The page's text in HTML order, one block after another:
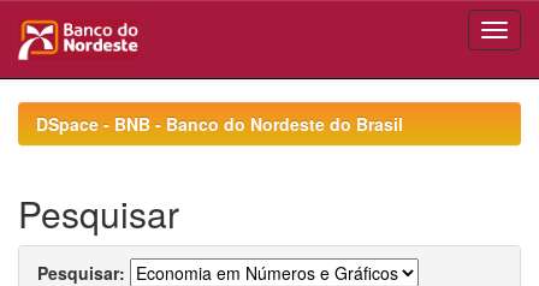
navigationDSpace - BNB - Banco do Nordeste do Brasil
Pesquisar
Pesquisar: